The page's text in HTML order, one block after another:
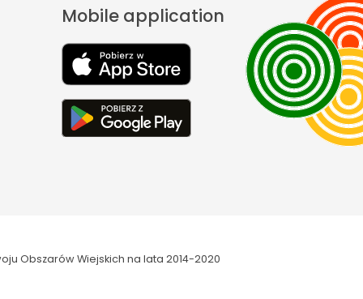
Mobile application
Obszarów Wiejskich na lata 2014-2020